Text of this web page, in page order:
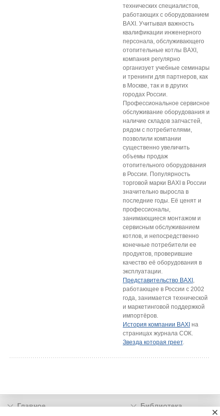
технических специалистов,
работающих с оборудованием
BAXI. Учитывая важность
квалификации инженерного
персонала, обслуживающего
отопительные котлы BAXI,
компания регулярно
организует учебные семинары
и тренинги для партнеров, как
в Москве, так и в других
городах России.
Профессиональное сервисное
обслуживание оборудования и
наличие складов запчастей,
рядом с потребителями,
позволили компании
существенно увеличить
объемы продаж
отопительного оборудования
в России. Популярность
торговой марки BAXI в России
значительно выросла в
последние годы. Её ценят и
профессионалы,
занимающиеся монтажом и
сервисным обслуживанием
котлов, и непосредственно
конечные потребители ее
продуктов, проверившие
качество её оборудования в
эксплуатации.
Представительство BAXI ,
работающее в России с 2002
года, занимается технической
и маркетинговой поддержкой
импортёров.
История компании BAXI на
страницах журнала СОК.
Звезда которая греет.
Главное Библиотека ×